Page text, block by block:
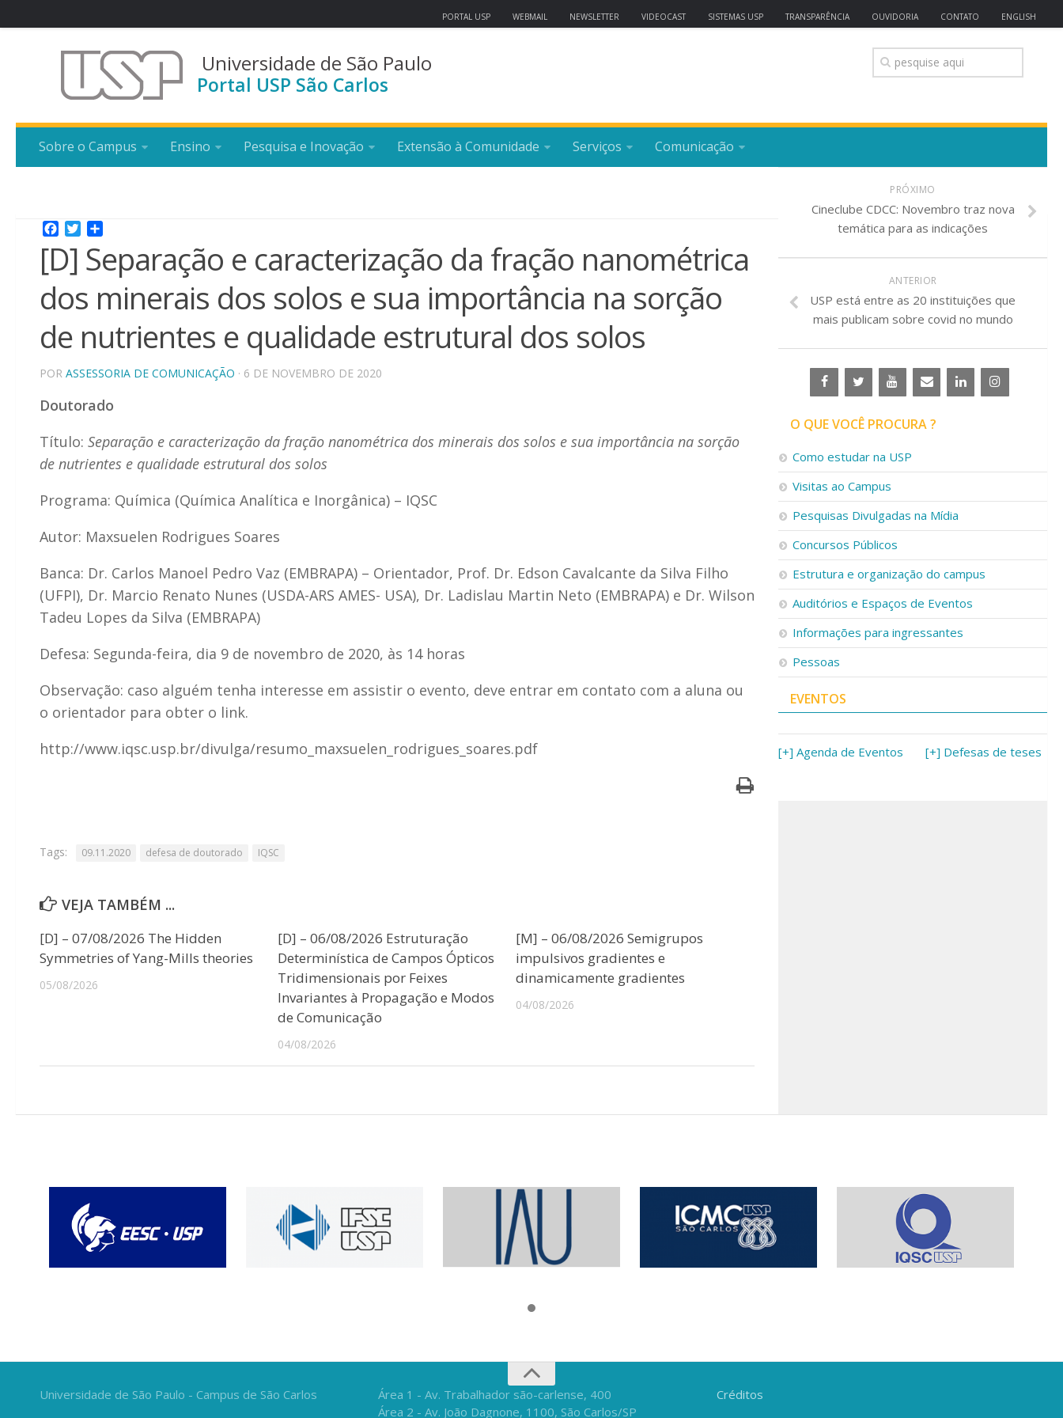
PORTAL USP WEBMAIL NEWSLETTER VIDEOCAST SISTEMAS USP TRANSPARÊNCIA OUVIDORIA CONTATO ENGLISH
Universidade de São Paulo
Portal USP São Carlos
Sobre o Campus Ensino Pesquisa e Inovação Extensão à Comunidade Serviços Comunicação
Facebook
Twitter
[D] Separação e caracterização da fração nanométrica
dos minerais dos solos e sua importância na sorção
de nutrientes e qualidade estrutural dos solos
POR ASSESSORIA DE COMUNICAÇÃO · 6 DE NOVEMBRO DE 2020
Doutorado
Título: Separação e caracterização da fração nanométrica dos minerais dos solos e sua importância na sorção
de nutrientes e qualidade estrutural dos solos
Programa: Química (Química Analítica e Inorgânica) – IQSC
Autor: Maxsuelen Rodrigues Soares
Banca: Dr. Carlos Manoel Pedro Vaz (EMBRAPA) – Orientador, Prof. Dr. Edson Cavalcante da Silva Filho
(UFPI), Dr. Marcio Renato Nunes (USDA-ARS AMES- USA), Dr. Ladislau Martin Neto (EMBRAPA) e Dr. Wilson
Tadeu Lopes da Silva (EMBRAPA)
Defesa: Segunda-feira, dia 9 de novembro de 2020, às 14 horas
Observação: caso alguém tenha interesse em assistir o evento, deve entrar em contato com a aluna ou
o orientador para obter o link.
http://www.iqsc.usp.br/divulga/resumo_maxsuelen_rodrigues_soares.pdf
Tags: 09.11.2020 defesa de doutorado IQSC
VEJA TAMBÉM ...
[D] – 07/08/2026 The Hidden
Symmetries of Yang-Mills theories
05/08/2026
[D] – 06/08/2026 Estruturação
Determinística de Campos Ópticos
Tridimensionais por Feixes
Invariantes à Propagação e Modos
de Comunicação
04/08/2026
[M] – 06/08/2026 Semigrupos
impulsivos gradientes e
dinamicamente gradientes
04/08/2026
PRÓXIMO
Cineclube CDCC: Novembro traz nova
temática para as indicações
ANTERIOR
USP está entre as 20 instituições que
mais publicam sobre covid no mundo
O QUE VOCÊ PROCURA ?
Como estudar na USP
Visitas ao Campus
Pesquisas Divulgadas na Mídia
Concursos Públicos
Estrutura e organização do campus
Auditórios e Espaços de Eventos
Informações para ingressantes
Pessoas
EVENTOS
[+] Agenda de Eventos [+] Defesas de teses
Universidade de São Paulo - Campus de São Carlos
Área 1 - Av. Trabalhador são-carlense, 400
Área 2 - Av. João Dagnone, 1100, São Carlos/SP
Créditos